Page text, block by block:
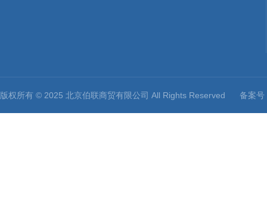
版权所有 © 2025 北京伯联商贸有限公司 All Rights Reserved 备案号